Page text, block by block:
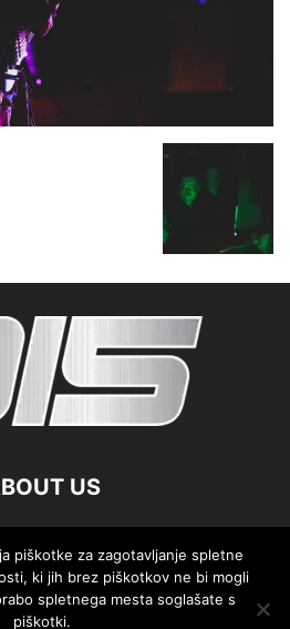
US
US
piškotke za zagotavljanje spletne
ki jih brez piškotkov ne bi mogli
spletnega mesta soglašate s
piškotki.